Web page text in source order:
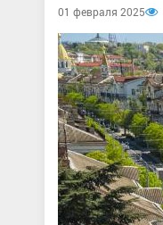
01 февраля 2025